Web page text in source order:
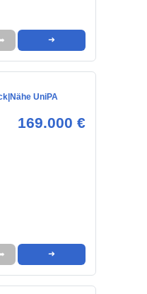
➜
UniPA
169.000 €
➜